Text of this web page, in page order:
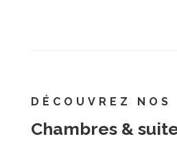
DÉCOUVREZ NOS
Chambres &